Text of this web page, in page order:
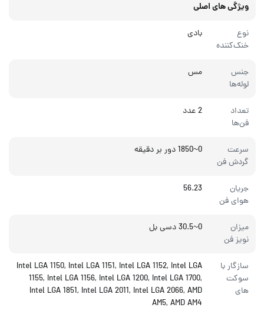
ویژگی های اصلی
نوع
خنک‌کننده
بادی
جنس
لوله‌ها
مس
تعداد
فن‌ها
2 عدد
سرعت
گردش فن
0~1850 دور بر دقیقه
جریان
هوای فن
56.23
میزان
نویز فن
0~30.5 دسی بل
سازگار با
سوکت
های
Intel LGA 1150, Intel LGA 1151, Intel LGA 1152, Intel LGA
1155, Intel LGA 1156, Intel LGA 1200, Intel LGA 1700,
Intel LGA 1851, Intel LGA 2011, Intel LGA 2066, AMD
AM5, AMD AM4